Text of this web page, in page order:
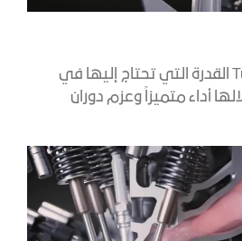
ينتج محرك ™TurboMax القدرة التي تحتاج إليها في
أداء متميزاً وعزم دوران